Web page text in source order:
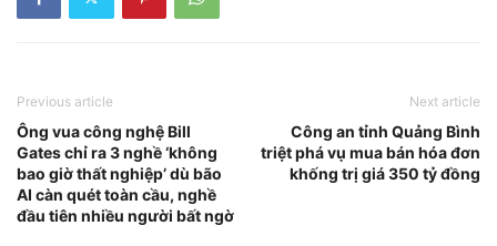
Previous article
Ông vua công nghệ Bill
Gates chỉ ra 3 nghề ‘không
bao giờ thất nghiệp’ dù bão
AI càn quét toàn cầu, nghề
đầu tiên nhiều người bất ngờ
Next article
Công an tỉnh Quảng Bình
triệt phá vụ mua bán hóa đơn
khống trị giá 350 tỷ đồng